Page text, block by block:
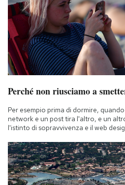
Perché non riusciamo a
Per esempio prima di dormire,
network e un post tira l'altro, e un
l'istinto di sopravvivenza e il web